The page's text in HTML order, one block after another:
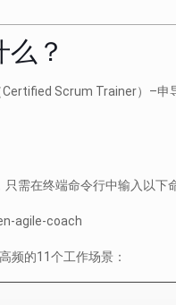
么？
Scrum Trainer）–
需在终端命令行中输入以下
agile-coach
频的11个工作场景：